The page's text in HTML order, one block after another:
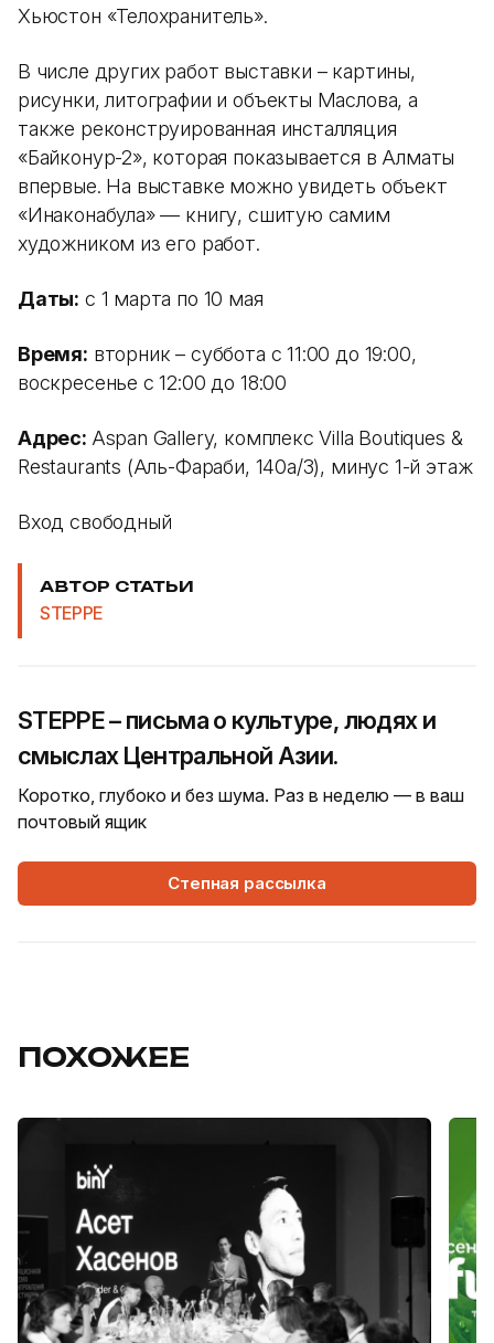
Хьюстон «Телохранитель».
В числе других работ выставки – картины,
рисунки, литографии и объекты Маслова, а
также реконструированная инсталляция
«Байконур-2», которая показывается в Алматы
впервые. На выставке можно увидеть объект
«Инаконабула» — книгу, сшитую самим
художником из его работ.
Даты: с 1 марта по 10 мая
Время: вторник – суббота с 11:00 до 19:00,
воскресенье с 12:00 до 18:00
Адрес: Aspan Gallery, комплекс Villa Boutiques &
Restaurants (Аль-Фараби, 140а/3), минус 1-й этаж
Вход свободный
АВТОР СТАТЬИ
STEPPE
STEPPE – письма о культуре, людях и
смыслах Центральной Азии.
Коротко, глубоко и без шума. Раз в неделю — в ваш
почтовый ящик
Степная рассылка
ПОХОЖЕЕ